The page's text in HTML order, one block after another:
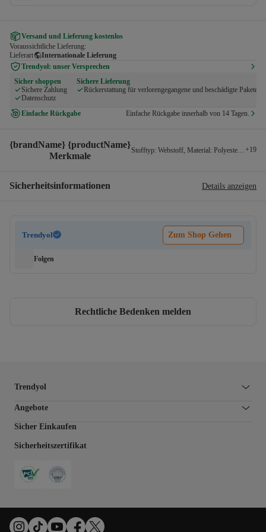
Versand und Lieferung kostenlos
Voraussichtliche Lieferung:
Lieferart
Internationale Lieferung
Trendyol: unser Versprechen
Sicher shoppen
Sichere Zahlung
Datenschutz
Sichere Lieferung
Rückerstattung für verlorengegangene und beschädigte Pakete
Einfache Rückgabe Einfache Rückgabe innerhalb von 14 Tagen.
{brandName} {productName}
Merkmale
Stofftyp: Webstoff, Material: Polyester-Mix,
+19
Sicherheitsinformationen Details anzeigen
Trendyol Zum Shop Gehen
Folgen
Rechtliche Bedenken melden
Trendyol
Angebote
Sicher Einkaufen
Sicherheitszertifikat